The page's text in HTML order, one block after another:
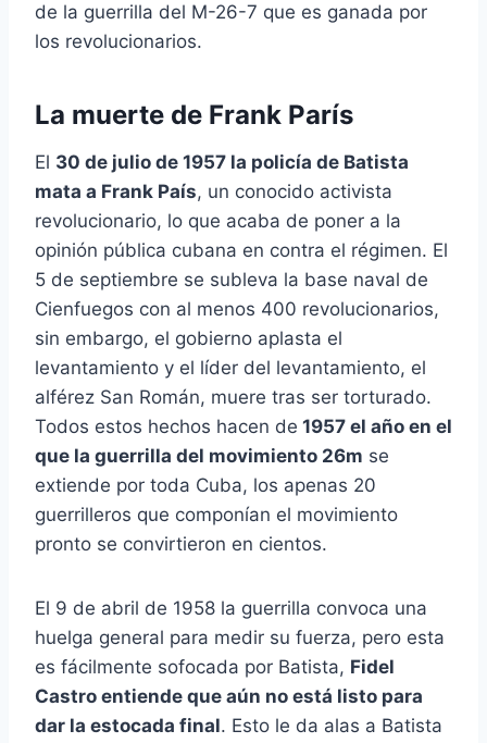
de la guerrilla del M-26-7 que es ganada por
los revolucionarios.
La muerte de Frank París
El 30 de julio de 1957 la policía de Batista
mata a Frank País, un conocido activista
revolucionario, lo que acaba de poner a la
opinión pública cubana en contra el régimen. El
5 de septiembre se subleva la base naval de
Cienfuegos con al menos 400 revolucionarios,
sin embargo, el gobierno aplasta el
levantamiento y el líder del levantamiento, el
alférez San Román, muere tras ser torturado.
Todos estos hechos hacen de 1957 el año en el
que la guerrilla del movimiento 26m se
extiende por toda Cuba, los apenas 20
guerrilleros que componían el movimiento
pronto se convirtieron en cientos.
El 9 de abril de 1958 la guerrilla convoca una
huelga general para medir su fuerza, pero esta
es fácilmente sofocada por Batista, Fidel
Castro entiende que aún no está listo para
dar la estocada final. Esto le da alas a Batista